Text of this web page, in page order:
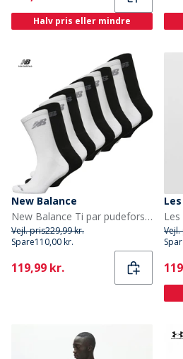
Halv pris eller mindre
New Balance
New Balance Ti par pudeforstærkede strømper Sort/Hvid
Vejl. pris229,99 kr.
Spare110,00 kr.
Current
119,99 kr.